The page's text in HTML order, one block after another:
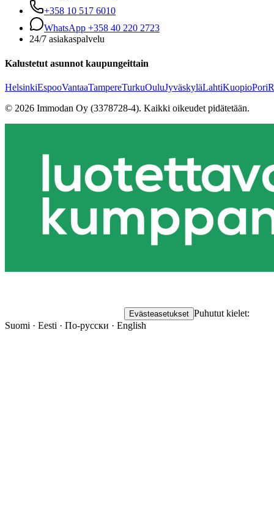
+358 10 517 6010
WhatsApp +358 40 220 2723
24/7 asiakaspalvelu
Kalustetut asunnot kaupungeittain
HelsinkiEspooVantaaTampereTurkuOuluJyväskyläLahtiKuopioPori
© 2026 Immodan Oy (3378728-4). Kaikki oikeudet pidätetään.
Evästeasetukset Puhutut kielet:
Suomi · Eesti · По-русски · English